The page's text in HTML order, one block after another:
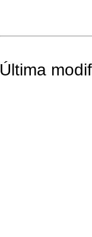
Última